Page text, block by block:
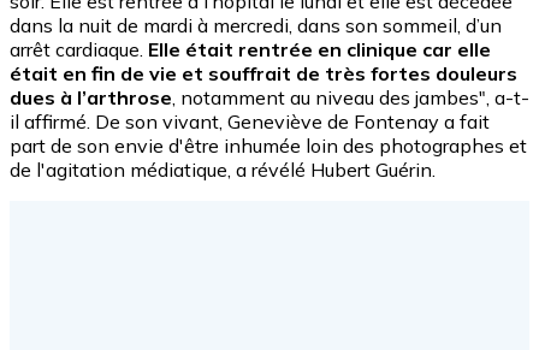
dans la nuit de mardi à mercredi, dans son sommeil, d’un
arrêt cardiaque. Elle était rentrée en clinique car elle
était en fin de vie et souffrait de très fortes douleurs
dues à l’arthrose , notamment au niveau des jambes", a-t-
il affirmé. De son vivant, Geneviève de Fontenay a fait
part de son envie d'être inhumée loin des photographes et
de l'agitation médiatique, a révélé Hubert Guérin.